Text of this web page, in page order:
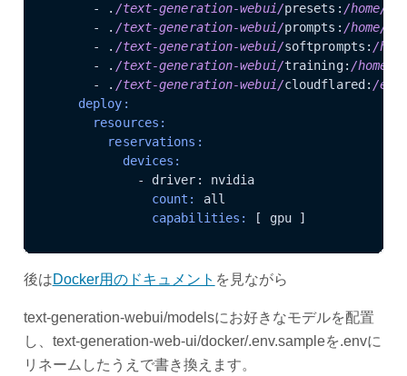
      - .
/text-generation-webui/presets: /home/
      - .
/text-generation-webui/prompts: /home/
      - .
/text-generation-webui/softprompts: /
      - .
/text-generation-webui/training: /home/
      - .
/text-generation-webui/cloudflared: /
    deploy:
      resources:
        reservations:
          devices:
              count:
              capabilities:
後はDocker用のドキュメント を見ながら
text-generation-webui/modelsにお好きなモデルを配置
し、text-generation-web-ui/docker/.env.sampleを.envに
リネームしたうえで書き換えます。